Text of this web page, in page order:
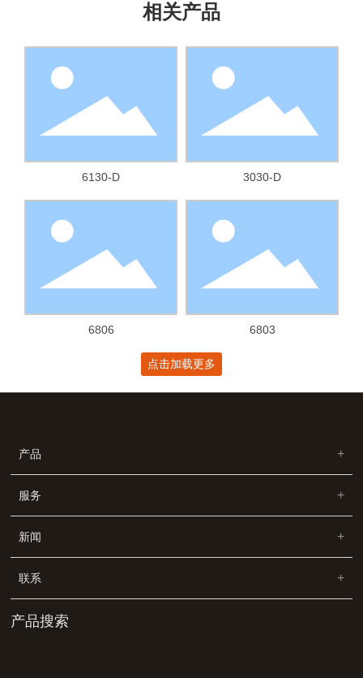
相关产品
6130-D 3030-D
6806 6803
点击加载更多
产品
服务
新闻
联系
产品搜索